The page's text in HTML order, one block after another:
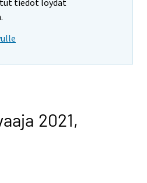
tiedot löydät
2021,